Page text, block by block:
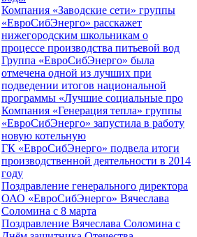
Компания «Заводские сети» группы
«ЕвроСибЭнерго» расскажет
нижегородским школьникам о
процессе производства питьевой вод
Группа «ЕвроСибЭнерго» была
отмечена одной из лучших при
подведении итогов национальной
программы «Лучшие социальные про
Компания «Генерация тепла» группы
«ЕвроСибЭнерго» запустила в работу
новую котельную
ГК «ЕвроСибЭнерго» подвела итоги
производственной деятельности в 2014
году
Поздравление генерального директора
ОАО «ЕвроСибЭнерго» Вячеслава
Соломина с 8 марта
Поздравление Вячеслава Соломина с